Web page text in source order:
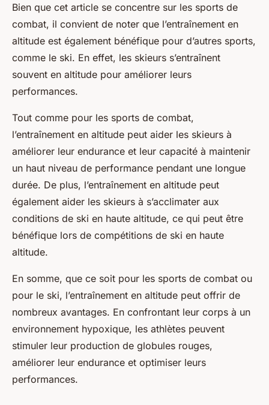
Bien que cet article se concentre sur les sports de
combat, il convient de noter que l’entraînement en
altitude est également bénéfique pour d’autres sports,
comme le ski. En effet, les skieurs s’entraînent
souvent en altitude pour améliorer leurs
performances.
Tout comme pour les sports de combat,
l’entraînement en altitude peut aider les skieurs à
améliorer leur endurance et leur capacité à maintenir
un haut niveau de performance pendant une longue
durée. De plus, l’entraînement en altitude peut
également aider les skieurs à s’acclimater aux
conditions de ski en haute altitude, ce qui peut être
bénéfique lors de compétitions de ski en haute
altitude.
En somme, que ce soit pour les sports de combat ou
pour le ski, l’entraînement en altitude peut offrir de
nombreux avantages. En confrontant leur corps à un
environnement hypoxique, les athlètes peuvent
stimuler leur production de globules rouges,
améliorer leur endurance et optimiser leurs
performances.